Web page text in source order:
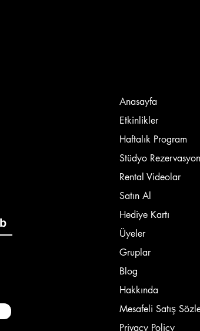
Anasayfa
Etkinlikler
Haftalık Program
Stüdyo
Rental Videolar
Satın Al
Hediye Kartı
Üyeler
Gruplar
Blog
Hakkında
Mesafeli Satış
Privacy Policy